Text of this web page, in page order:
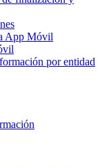
App Móvil
por entidad